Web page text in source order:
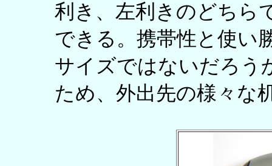
利き、左利きのどちら
できる。携帯性と使い
サイズではないだろう
ため、外出先の様々な